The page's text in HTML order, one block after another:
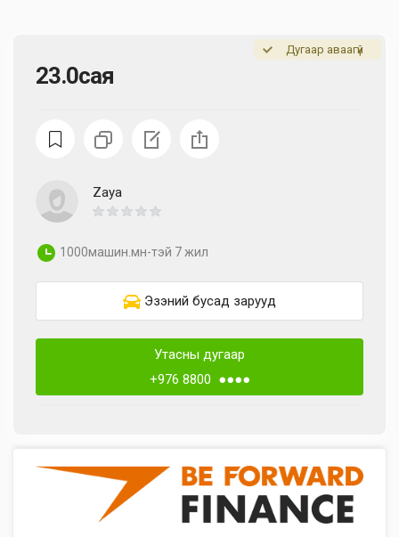
23.0сая
Дугаар аваагүй
Zaya
1000машин.мн-тэй 7 жил
Эзэний бусад зарууд
Утасны дугаар
+976 8800 ●●●●